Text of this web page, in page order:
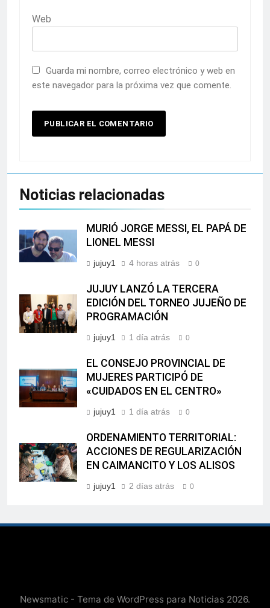
Web
Guarda mi nombre, correo electrónico y web en
este navegador para la próxima vez que comente.
Noticias relacionadas
MURIÓ JORGE MESSI, EL PAPÁ DE
LIONEL MESSI
jujuy1 4 horas atrás 0
JUJUY LANZÓ LA TERCERA
EDICIÓN DEL TORNEO JUJEÑO DE
PROGRAMACIÓN
jujuy1 1 día atrás 0
EL CONSEJO PROVINCIAL DE
MUJERES PARTICIPÓ DE
«CUIDADOS EN EL CENTRO»
jujuy1 1 día atrás 0
ORDENAMIENTO TERRITORIAL:
ACCIONES DE REGULARIZACIÓN
EN CAIMANCITO Y LOS ALISOS
jujuy1 2 días atrás 0
Newsmatic - Tema de WordPress para Noticias 2026.